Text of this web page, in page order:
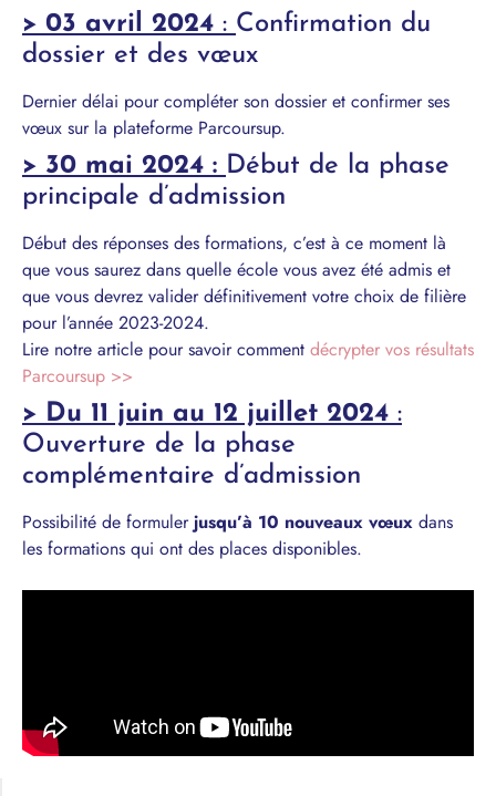
> 03 avril 2024 : Confirmation du
dossier et des vœux
Dernier délai pour compléter son dossier et confirmer ses
vœux sur la plateforme Parcoursup.
> 30 mai 2024 : Début de la phase
principale d’admission
Début des réponses des formations, c’est à ce moment là
que vous saurez dans quelle école vous avez été admis et
que vous devrez valider définitivement votre choix de filière
pour l’année 2023-2024.
Lire notre article pour savoir comment décrypter vos résultats
Parcoursup >>
> Du 11 juin au 12 juillet 2024 :
Ouverture de la phase
complémentaire d’admission
Possibilité de formulerjusqu’à 10 nouveaux vœux dans
les formations qui ont des places disponibles.